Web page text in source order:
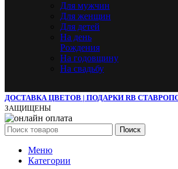
Для мужчин
Для женщин
Для детей
На день
Рождения
На годовщину
На свадьбу
ДОСТАВКА ЦВЕТОВ | ПОДАРКИ RB
ЗАЩИЩЕНЫ
Поиск
Меню
Категории